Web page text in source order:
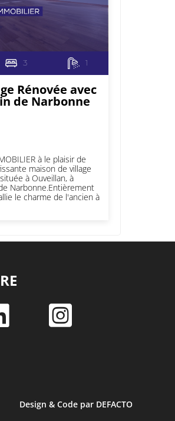
3 1
Rénovée avec
de Narbonne
à le plaisir de
maison de village
à Ouveillan, à
Narbonne.Entièrement
le charme de l'ancien à

Design & Code par DEFACTO